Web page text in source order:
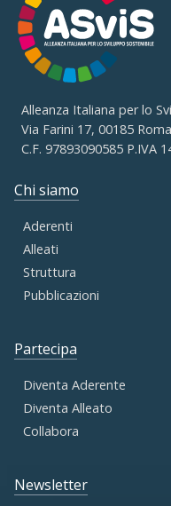
Alleanza Italiana per lo
Via Farini 17, 00185 Roma
C.F. 97893090585 P.IVA
Chi siamo
Aderenti
Alleati
Struttura
Pubblicazioni
Partecipa
Diventa Aderente
Diventa Alleato
Collabora
Newsletter